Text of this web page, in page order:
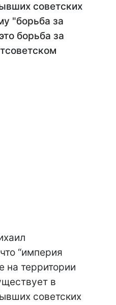
советских
"борьба за
борьба за
“империя
на территории
в
советских